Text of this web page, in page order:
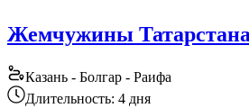
Жемчужины
Казань - Болгар - Раифа
Длительность: 4 дня